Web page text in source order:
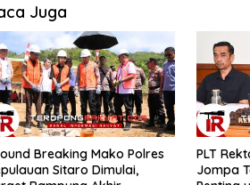
Juga
Breaking Mako Polres
Sitaro Dimulai,
​PLT
Jompa
Ground
Breaking
Mako Polres
Kepulauan
Sitaro
Dimulai,
Target
Akhir
Desember
​PLT Rektor
Unsrat
Jamaludin
Jompa
Terbitkan 7
Arahan
Penting
Kampus